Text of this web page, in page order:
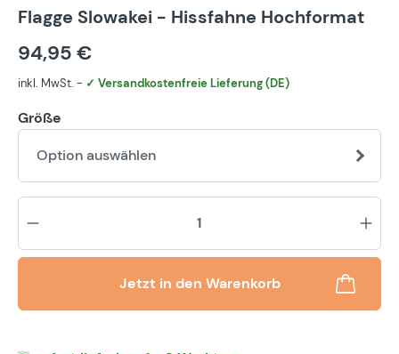
Flagge Slowakei - Hissfahne Hochformat
94,95 €
inkl. MwSt. - ✓ Versandkostenfreie Lieferung (DE)
Größe
Option auswählen
Jetzt in den Warenkorb